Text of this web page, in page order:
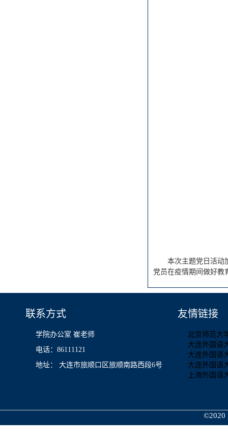
本次主题党日活动
党员在疫情期间做好教
联系方式
学院办公室 崔老师
电话：86111121
地址： 大连市旅顺口区旅顺南路西段6号
友情链接
北京师范大
大连外国语
大连外国语
大连外国语
上海外国语
©2020